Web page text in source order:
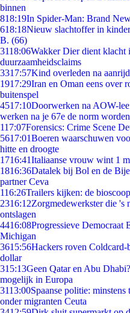
binnen
818:19In Spider-Man: Brand
618:18Nieuw slachtoffer in
B. (66)
3118:06Wakker Dier dient klacht
duurzaamheidsclaims
3317:57Kind overleden na
1917:29Iran en Oman eens over
buitenspel
4517:10Doorwerken na AOW-
werken na je 67e de norm
117:07Forensics: Crime Scene
5617:01Boeren waarschuwen
hitte en droogte
1716:41Italiaanse vrouw wint 1
1816:36Datalek bij Bol en de
partner Ceva
116:26Trailers kijken: de
2316:12Zorgmedewerkster die 's
ontslagen
4416:08Progressieve
Michigan
3615:56Hackers roven
dollar
315:13Geen Qatar en Abu
mogelijk in Europa
3113:00Spaanse politie:
onder migranten Ceuta